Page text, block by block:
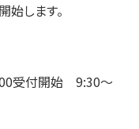
します。
受付開始 9:30〜